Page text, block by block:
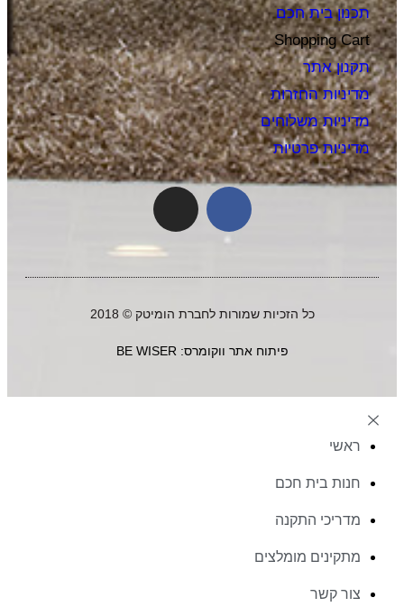
תכנון בית חכם
Shopping Cart
תקנון אתר
מדיניות החזרות
מדיניות משלוחים
מדיניות פרטיות
כל הזכיות שמורות לחברת הומיטק © 2018
פיתוח אתר ווקומרס: BE WISER
ראשי
חנות בית חכם
מדריכי התקנה
מתקינים מומלצים
צור קשר